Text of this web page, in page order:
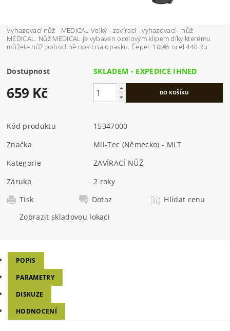
Vyhazovací nůž - MEDICAL Velký - zavírací - vyhazovací - nůž
MEDICAL. Nůž MEDICAL je vybaven ocelovým klipem díky kterému
můžete nůž pohodlně nosit na opasku. Čepel: 100% ocel 440 Ru
Dostupnost SKLADEM - EXPEDICE IHNED
659 Kč
Kód produktu
15347000
Značka
Mil-Tec (Německo) - MLT
Kategorie
ZAVÍRACÍ NŮŽ
Záruka
2 roky
Tisk
Dotaz
Hlídat cenu
Zobrazit skladovou lokaci
POPIS
PARAMETRY
DISKUZE
HODNOCENÍ